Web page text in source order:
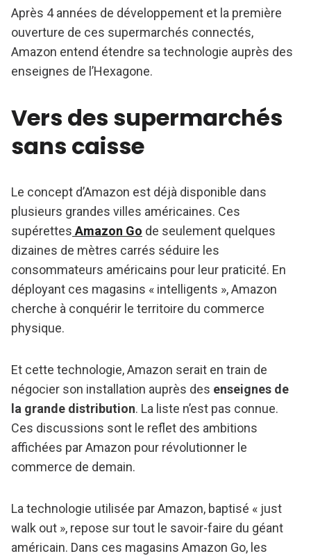
Après 4 années de développement et la première
ouverture de ces supermarchés connectés,
Amazon entend étendre sa technologie auprès des
enseignes de l’Hexagone.
Vers des supermarchés
sans caisse
Le concept d’Amazon est déjà disponible dans
plusieurs grandes villes américaines. Ces
supérettes Amazon Go de seulement quelques
dizaines de mètres carrés séduire les
consommateurs américains pour leur praticité. En
déployant ces magasins « intelligents », Amazon
cherche à conquérir le territoire du commerce
physique.
Et cette technologie, Amazon serait en train de
négocier son installation auprès des enseignes de
la grande distribution. La liste n’est pas connue.
Ces discussions sont le reflet des ambitions
affichées par Amazon pour révolutionner le
commerce de demain.
La technologie utilisée par Amazon, baptisé « just
walk out », repose sur tout le savoir-faire du géant
américain. Dans ces magasins Amazon Go, les